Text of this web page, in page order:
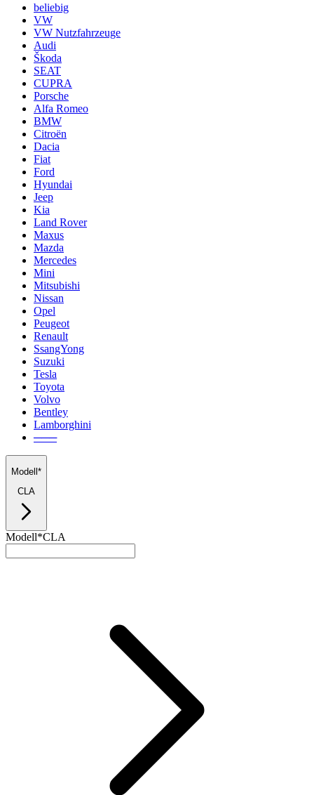
beliebig
VW
VW Nutzfahrzeuge
Audi
Škoda
SEAT
CUPRA
Porsche
Alfa Romeo
BMW
Citroën
Dacia
Fiat
Ford
Hyundai
Jeep
Kia
Land Rover
Maxus
Mazda
Mercedes
Mini
Mitsubishi
Nissan
Opel
Peugeot
Renault
SsangYong
Suzuki
Tesla
Toyota
Volvo
Bentley
Lamborghini
───
Modell*
CLA
Modell*CLA